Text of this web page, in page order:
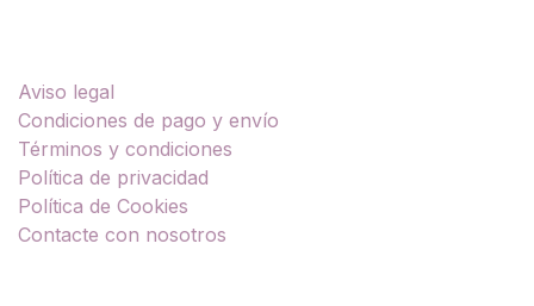
Aviso legal
Condiciones de pago y envío
Términos y condiciones
Política de privacidad
Política de Cookies
Contacte con nosotros